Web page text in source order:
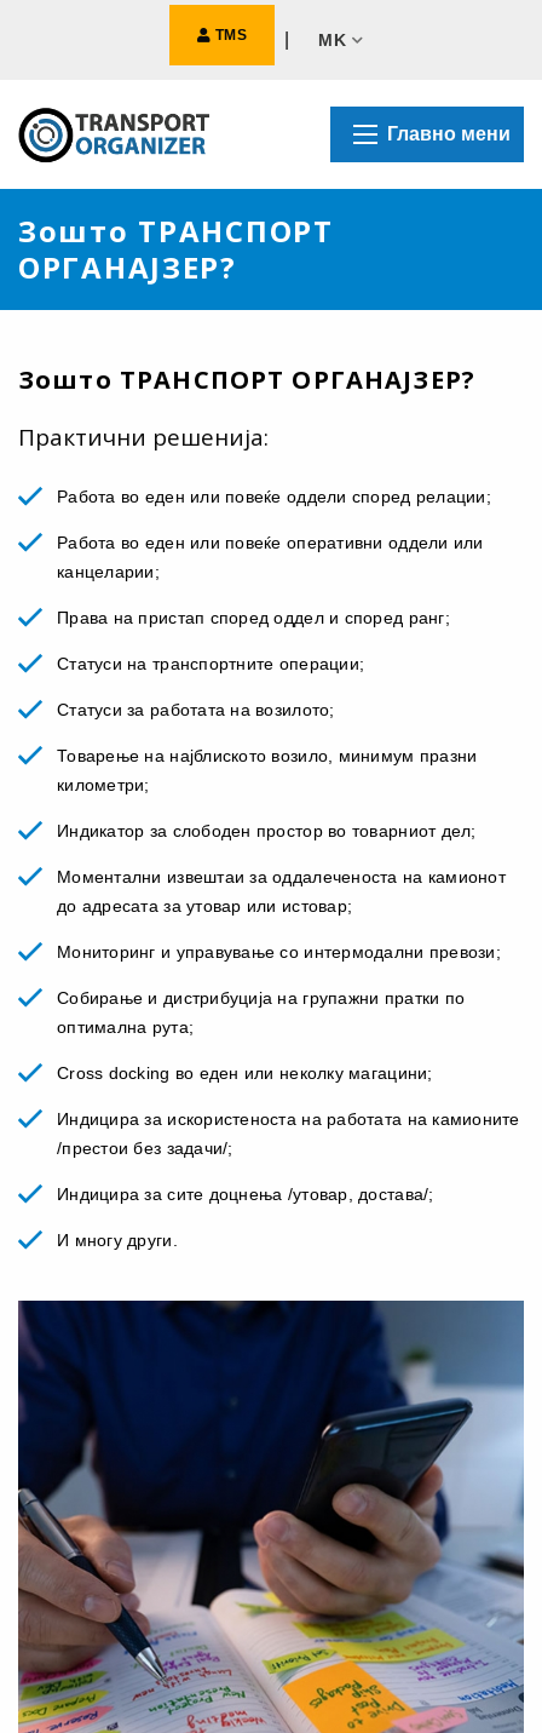
TMS MK
Главно мени
Зошто ТРАНСПОРТ
ОРГАНАЈЗЕР?
Зошто ТРАНСПОРТ ОРГАНАЈЗЕР?
Практични решенија:
Работа во еден или повеќе оддели според релации;
Работа во еден или повеќе оперативни оддели или
канцеларии;
Права на пристап според оддел и според ранг;
Статуси на транспортните операции;
Статуси за работата на возилото;
Товарење на најблиското возило, минимум празни
километри;
Индикатор за слободен простор во товарниот дел;
Моментални извештаи за оддалеченоста на камионот
до адресата за утовар или истовар;
Мониторинг и управување со интермодални превози;
Собирање и дистрибуција на групажни пратки по
оптимална рута;
Cross docking во еден или неколку магацини;
Индицира за искористеноста на работата на камионите
/престои без задачи/;
Индицира за сите доцнења /утовар, достава/;
И многу други.